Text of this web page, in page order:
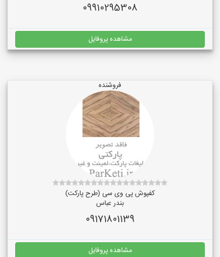
09910295308
مشاهده پروفایل
فروشنده
کفپوش پی وی سی (طرح پارکت)
بندر عباس
09171801139
مشاهده پروفایل